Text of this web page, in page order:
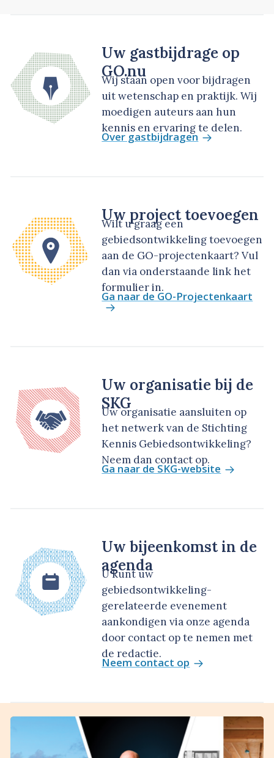
Uw gastbijdrage op
GO.nu
Wij staan open voor bijdragen
uit wetenschap en praktijk. Wij
moedigen auteurs aan hun
kennis en ervaring te delen.
Over gastbijdragen
Uw project toevoegen
Wilt u graag een
gebiedsontwikkeling toevoegen
aan de GO-projectenkaart? Vul
dan via onderstaande link het
formulier in.
Ga naar de GO-Projectenkaart
Uw organisatie bij de
SKG
Uw organisatie aansluiten op
het netwerk van de Stichting
Kennis Gebiedsontwikkeling?
Neem dan contact op.
Ga naar de SKG-website
Uw bijeenkomst in de
agenda
U kunt uw
gebiedsontwikkeling-
gerelateerde evenement
aankondigen via onze agenda
door contact op te nemen met
de redactie.
Neem contact op